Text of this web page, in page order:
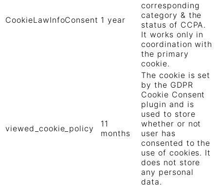
CookieLawInfoConsent 1 year
corresponding
category & the
status of CCPA.
It works only in
coordination with
the primary
cookie.
viewed_cookie_policy
11
months
The cookie is set
by the GDPR
Cookie Consent
plugin and is
used to store
whether or not
user has
consented to the
use of cookies. It
does not store
any personal
data.